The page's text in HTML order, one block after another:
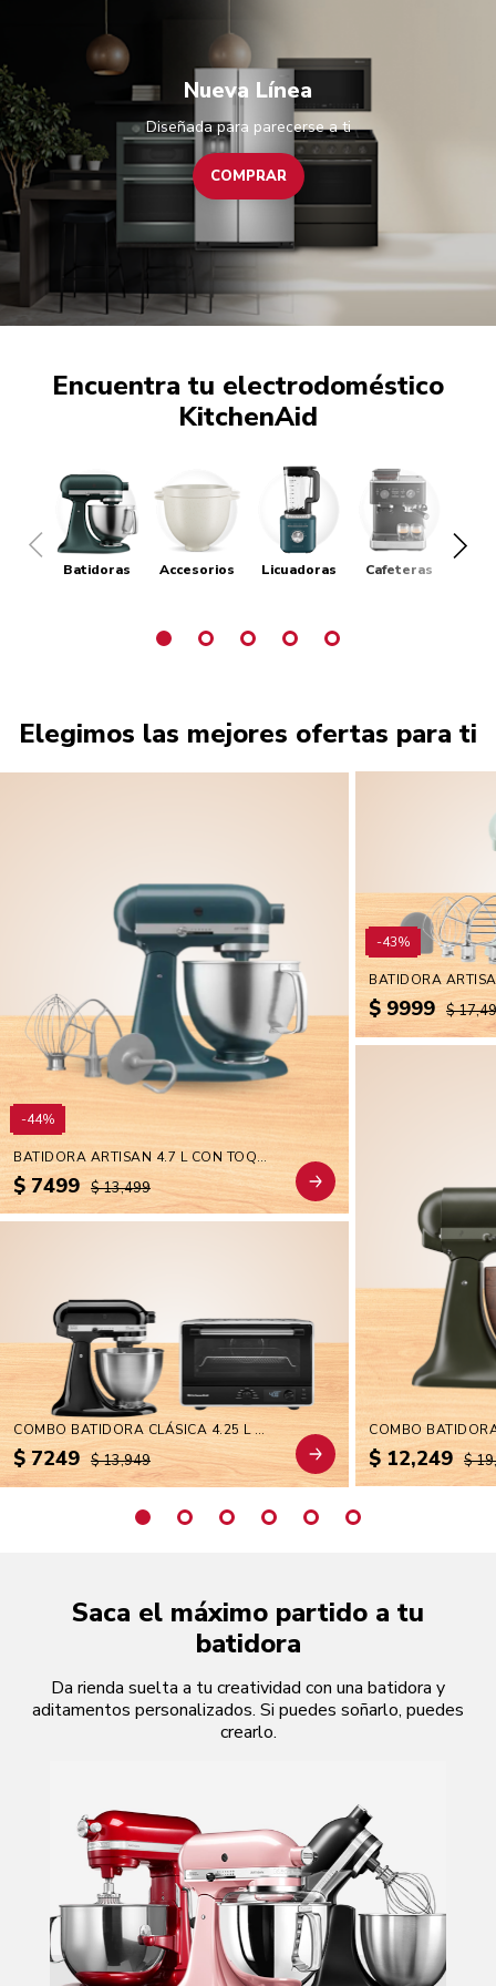
Nueva Línea
Diseñada para parecerse a ti
COMPRAR
Encuentra tu electrodoméstico
KitchenAid
Batidoras Accesorios Licuadoras Cafeteras
Elegimos las mejores ofertas para ti
-44%
BATIDORA ARTISAN 4.7 L CON TOQUES DE ACABADO PREMIUM
$ 7499 $ 13,499
-43%
$ 9999 $
COMBO BATIDORA CLÁSICA 4.25 L ONYX BLACK + HORNO DE MESA ELÉCTRICO CON FREIDORA DE AIRE 21 LITROS BLACK MATTE
$ 7249 $ 13,949 $ 12,249 $
Saca el máximo partido a tu
batidora
Da rienda suelta a tu creatividad con una batidora y
aditamentos personalizados. Si puedes soñarlo, puedes
crearlo.